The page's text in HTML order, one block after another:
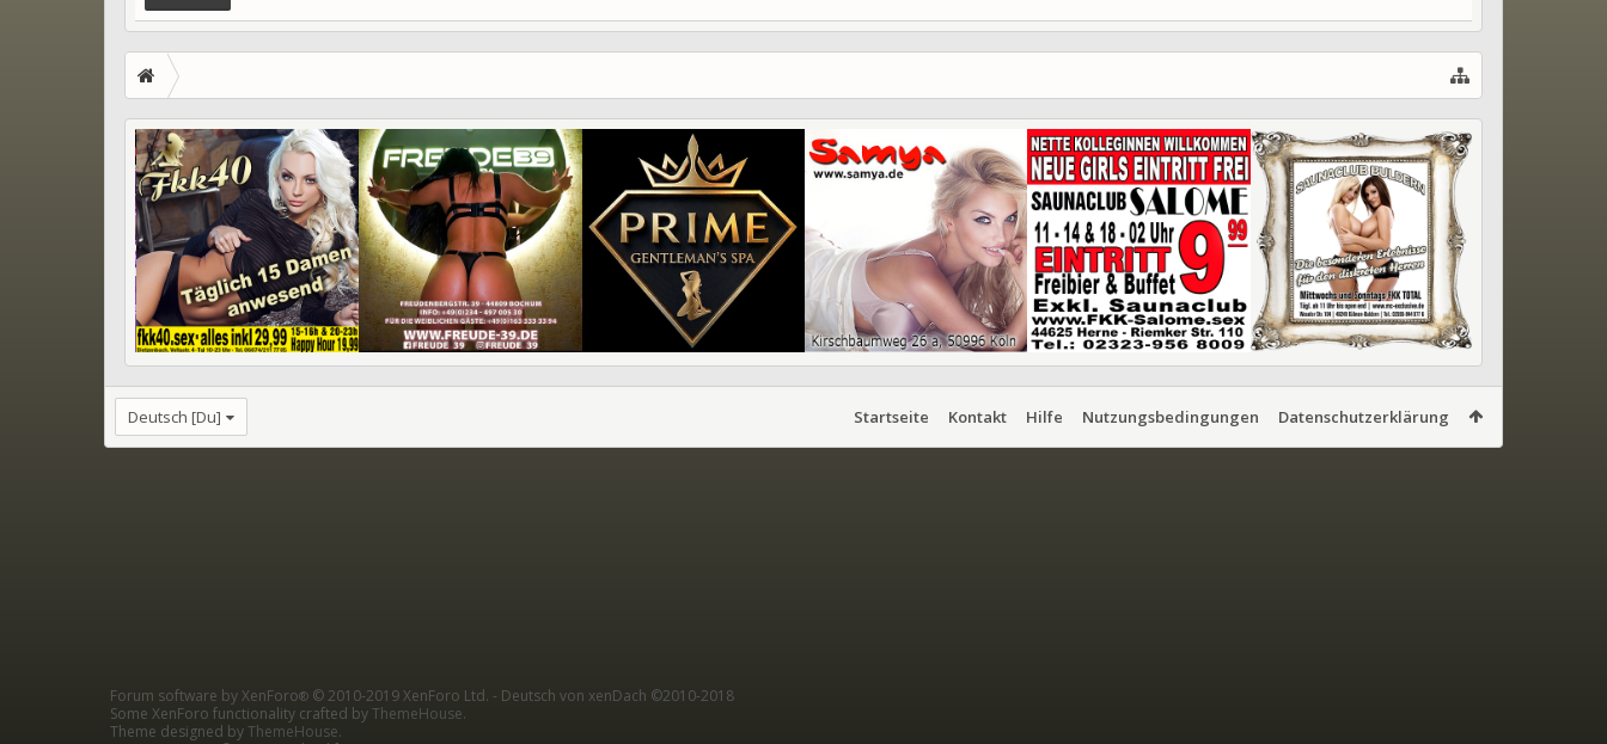
Deutsch [Du] Startseite Kontakt Hilfe Nutzungsbedingungen Datenschutzerklärung
Forum software by XenForo® © 2010-2019 XenForo Ltd. - Deutsch von xenDach ©2010-2018
Some XenForo functionality crafted byThemeHouse.
Theme designed byThemeHouse.